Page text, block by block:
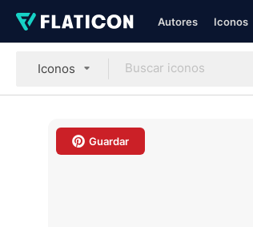
Autores Iconos
Iconos
Guardar